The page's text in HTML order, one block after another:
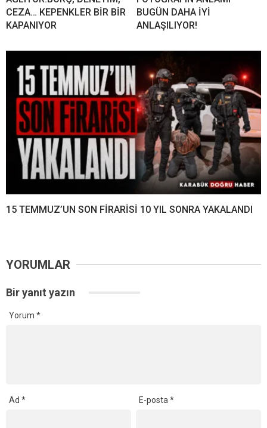
CEZA… KEPENKLER BİR BİR
KAPANIYOR
BUGÜN DAHA İYİ
ANLAŞILIYOR!
15 TEMMUZ’UN SON FİRARİSİ 10 YIL SONRA YAKALANDI
YORUMLAR
Bir yanıt yazın
Yorum *
Ad * E-posta*